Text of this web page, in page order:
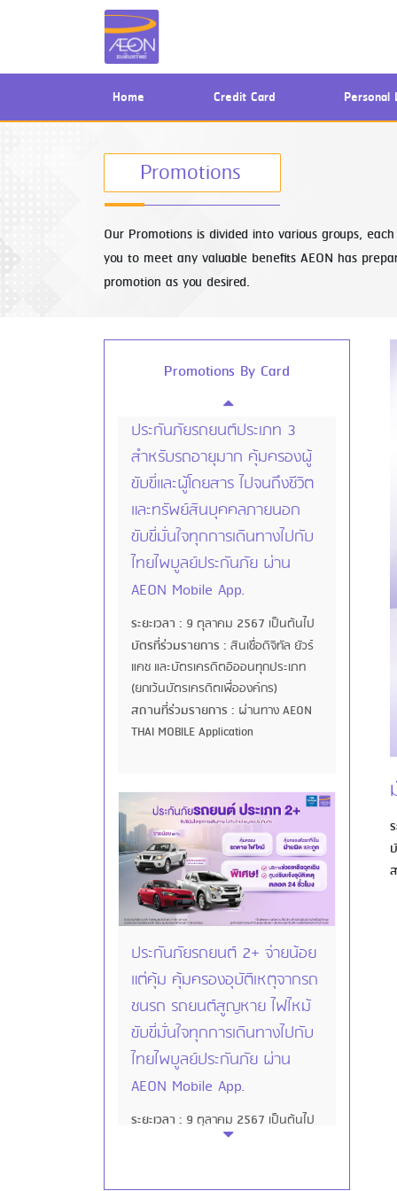
Home Credit Card Personal
Promotions
Our Promotions is divided into various groups,
you to meet any valuable benefits AEON has
promotion as you desired.
Promotions By Card
มั่นใจทุกจังหวะชีวิต ผ่อนประกัน
ออนไลน์กับอิออน ดอกเบี้ย 0%
นานสูงสุด 10 เดือน
ระยะเวลา :1 มีนาคม 2566 เป็นต้นไป
แคช และบัตรเครดิตอิออน
สถานที่ :ผ่านทาง AEON THAI MOBILE
Application
ประกันภัยรถยนต์ประเภท 3
สำหรับรถอายุมาก คุ้มครองผู้
ขับขี่และผู้โดยสาร ไปจนถึงชีวิต
และทรัพย์สินบุคคลภายนอก
ขับขี่มั่นใจทุกการเดินทางไปกับ
ไทยไพบูลย์ประกันภัย ผ่าน
AEON Mobile App.
ระยะเวลา : 9 ตุลาคม 2567 เป็นต้นไป
บัตรที่ร่วมรายการ : สินเชื่อดิจิทัล ยัวร์
แคช และบัตรเครดิตอิออนทุกประเภท
(ยกเว้นบัตรเครดิตเพื่อองค์กร)
สถานที่ร่วมรายการ : ผ่านทาง AEON
THAI MOBILE Application
ประกันภัยรถยนต์ 2+ จ่ายน้อย
แต่คุ้ม คุ้มครองอุบัติเหตุจากรถ
ชนรถ รถยนต์สูญหาย ไฟไหม้
ขับขี่มั่นใจทุกการเดินทางไปกับ
ไทยไพบูลย์ประกันภัย ผ่าน
AEON Mobile App.
ระยะเวลา : 9 ตุลาคม 2567 เป็นต้นไป
บัตรที่ร่วมรายการ :
(ยกเว้นบัตรเครดิตเพื่อองค์กร)